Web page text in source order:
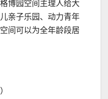
博园空间主理人给大
亲子乐园、动力青年
间可以为全年龄段居